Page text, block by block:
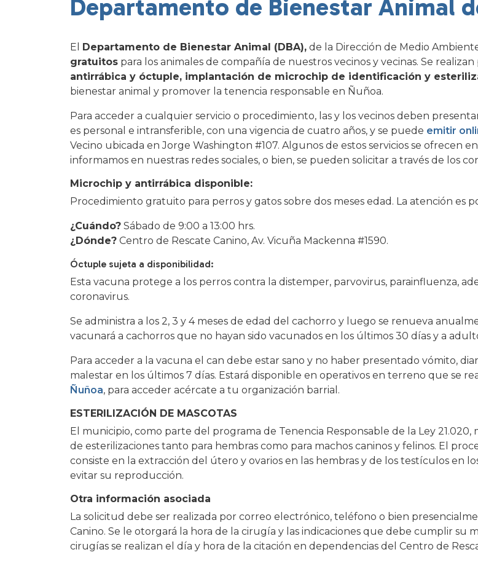
Departamento de Bienestar Animal
El Departamento de Bienestar Animal (DBA), de la Dirección de Medio
gratuitos para los animales de compañía de nuestros vecinos y vecinas. Se
antirrábica y óctuple, implantación de microchip de identificación y
bienestar animal y promover la tenencia responsable en Ñuñoa.
Para acceder a cualquier servicio o procedimiento, las y los vecinos deben
es personal e intransferible, con una vigencia de cuatro años, y se puede emitir
Vecino ubicada en Jorge Washington #107. Algunos de estos servicios se ofrecen
informamos en nuestras redes sociales, o bien, se pueden solicitar a través de los
Microchip y antirrábica disponible:
Procedimiento gratuito para perros y gatos sobre dos meses edad. La atención es
¿Cuándo? Sábado de 9:00 a 13:00 hrs.
¿Dónde? Centro de Rescate Canino, Av. Vicuña Mackenna #1590.
Óctuple sujeta a disponibilidad:
Esta vacuna protege a los perros contra la distemper, parvovirus, parainfluenza,
coronavirus.
Se administra a los 2, 3 y 4 meses de edad del cachorro y luego se renueva
vacunará a cachorros que no hayan sido vacunados en los últimos 30 días y a
Para acceder a la vacuna el can debe estar sano y no haber presentado vómito,
malestar en los últimos 7 días. Estará disponible en operativos en terreno que se
Ñuñoa, para acceder acércate a tu organización barrial.
ESTERILIZACIÓN DE MASCOTAS
El municipio, como parte del programa de Tenencia Responsable de la Ley
de esterilizaciones tanto para hembras como para machos caninos y felinos. El
consiste en la extracción del útero y ovarios en las hembras y de los testículos en
evitar su reproducción.
Otra información asociada
La solicitud debe ser realizada por correo electrónico, teléfono o bien
Canino. Se le otorgará la hora de la cirugía y las indicaciones que debe cumplir su
cirugías se realizan el día y hora de la citación en dependencias del Centro de